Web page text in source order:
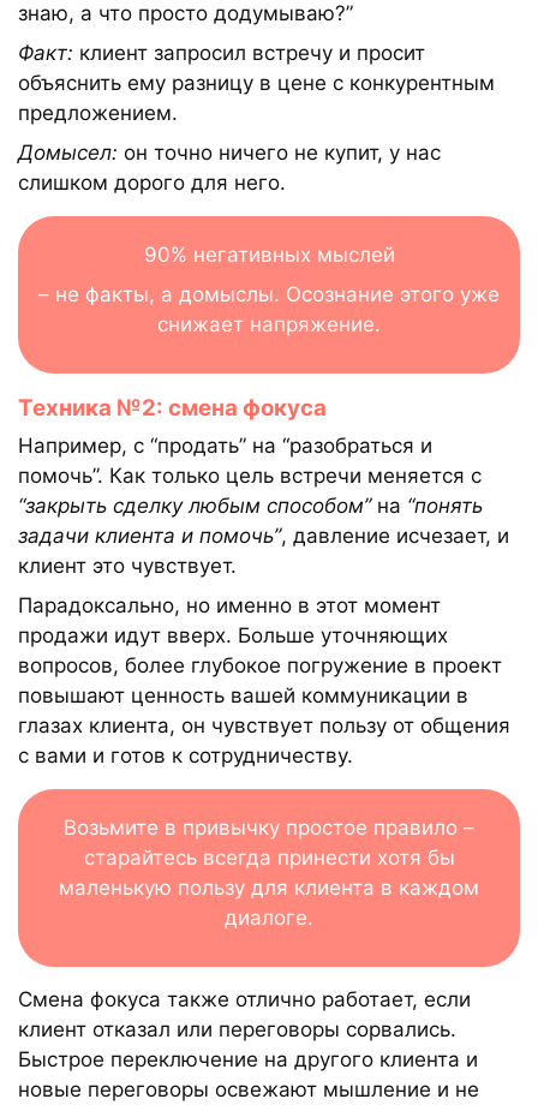
знаю, а что просто додумываю?”
Факт: клиент запросил встречу и просит
объяснить ему разницу в цене с конкурентным
предложением.
Домысел: он точно ничего не купит, у нас
слишком дорого для него.
90% негативных мыслей
– не факты, а домыслы. Осознание этого уже
снижает напряжение.
Техника №2: смена фокуса
Например, с “продать” на “разобраться и
помочь”. Как только цель встречи меняется с
“закрыть сделку любым способом”на “понять
задачи клиента и помочь”, давление исчезает, и
клиент это чувствует.
Парадоксально, но именно в этот момент
продажи идут вверх. Больше уточняющих
вопросов, более глубокое погружение в проект
повышают ценность вашей коммуникации в
глазах клиента, он чувствует пользу от общения
с вами и готов к сотрудничеству.
Возьмите в привычку простое правило –
старайтесь всегда принести хотя бы
маленькую пользу для клиента в каждом
диалоге.
Смена фокуса также отлично работает, если
клиент отказал или переговоры сорвались.
Быстрое переключение на другого клиента и
новые переговоры освежают мышление и не